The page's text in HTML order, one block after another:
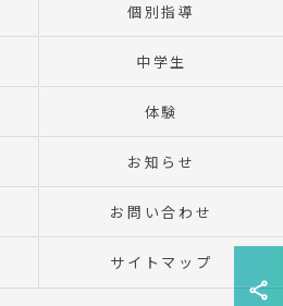
個別指導
中学生
体験
お知らせ
お問い合わせ
サイトマップ